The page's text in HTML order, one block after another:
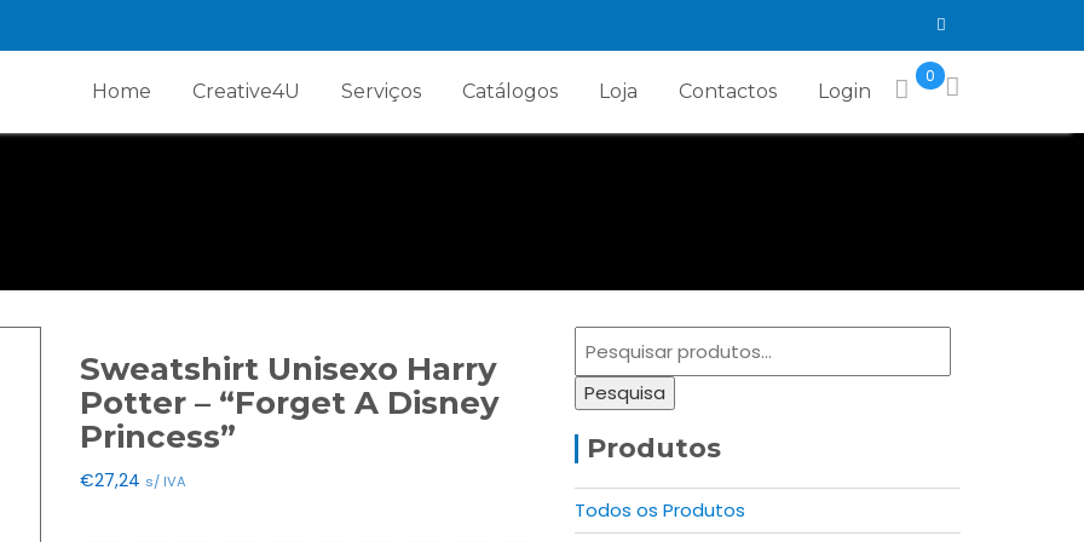
0
Home Creative4U Serviços Catálogos Loja Contactos Login
Sweatshirt Unisexo Harry
Potter – “Forget A Disney
Princess”
€27,24 s/ IVA
Pesquisar
por:
Pesquisa
Produtos
Todos os Produtos